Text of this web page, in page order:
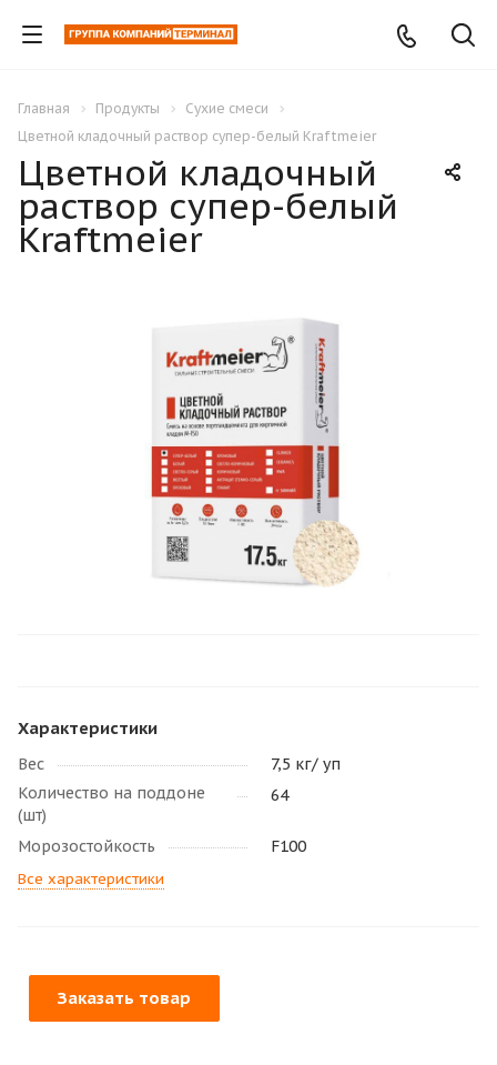
Главная Продукты
Сухие смеси
Цветной кладочный раствор супер-белый Kraftmeier
Цветной кладочный
раствор супер-белый
Kraftmeier
Характеристики
Вес
7,5 кг/ уп
Количество на поддоне
(шт)
64
Морозостойкость F100
Все характеристики
Заказать товар